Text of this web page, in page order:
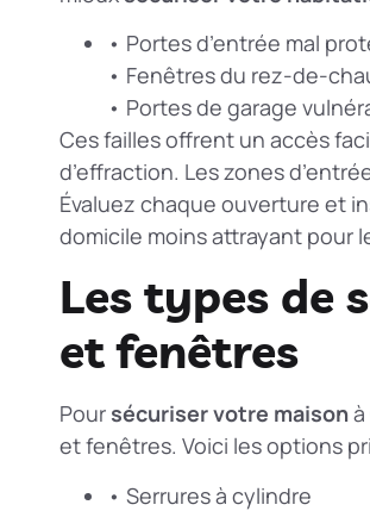
• Portes d’entrée mal
• Fenêtres du rez-de-
• Portes de garage
Ces failles offrent un accès
d’effraction. Leszones
Évaluez chaque ouverture et
domicile moins attrayant pour
Les types de
et fenêtres
Pour sécuriser votre maison
et fenêtres. Voici les options
• Serrures à cylindre